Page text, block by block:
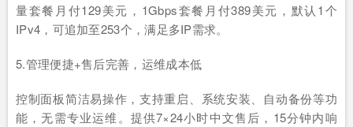
量套餐月付129美元，1Gbps套餐月付389美元，默认1个
IPv4，可追加至253个，满足多IP需求。
5.管理便捷+售后完善，运维成本低
控制面板简洁易操作，支持重启、系统安装、自动备份等功
能，无需专业运维。提供7×24小时中文售后，15分钟内响